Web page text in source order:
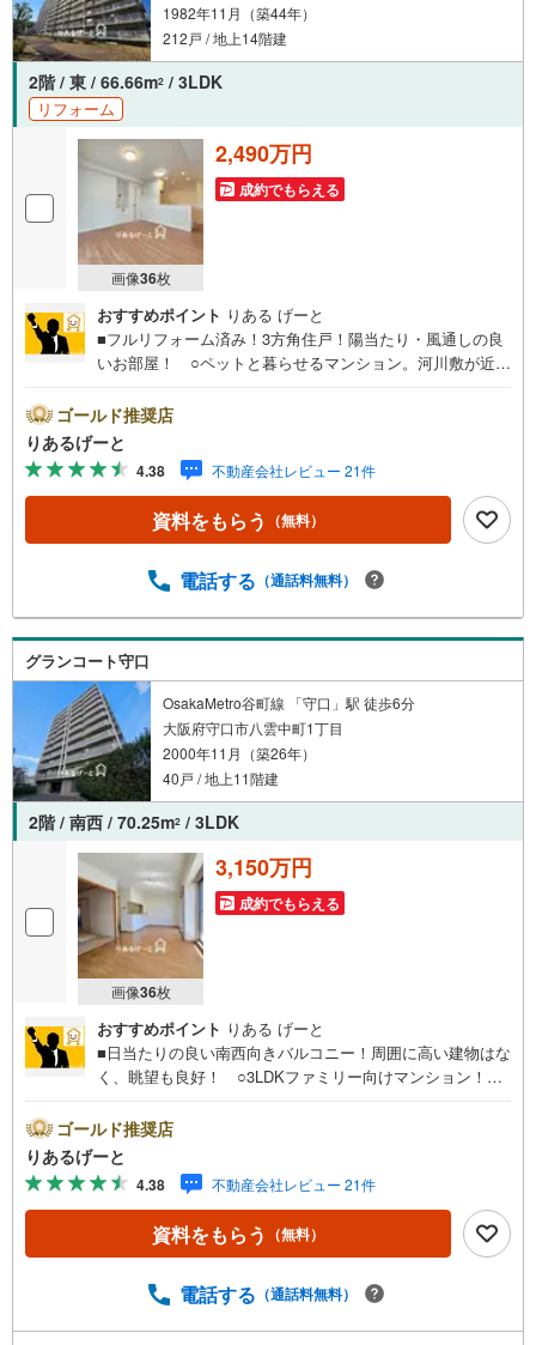
1982年11月（築44年）
212戸 / 地上14階建
2階 / 東 / 66.66m2 / 3LDK
リフォーム
画像36枚
2,490万円
成約でもらえる
おすすめポイント りある げーと
■フルリフォーム済み！3方角住戸！陽当たり・風通しの良
いお部屋！ ○ペットと暮らせるマンション。河川敷が近く
徒歩5分圏内！大変便利な立地です！■物件検討中のお客さ
ま！ちょっと見学してみたいだけなどでも内覧可能です！
売主さまの都合等で見学ができない場合がございます。お
気軽に「りあるげーと」までお問合わせ下さい！■「りある
げーと」が選ばれるポイント！■年中休まず営業中！いつで
も対応致します！・営業時間:9:00～21:00上記の時間帯
す！■各種相談、承ります！■【無料送迎】「小さなお子さ
らい」などご相談ください！営業スタッフがご自宅に伺っ
て送迎致します！【リフォーム相談】資格を持った専門ス
タッフがお悩みに合わせてお話をうかがい、お客さまにぴ
ったりの提案を行います！■その他:物件相談、住宅ローン
相談、ご質問、気になること、何でもお気軽にご相談くだ
さい！
ゴールド推奨店
りあるげーと
4.38 不動産会社レビュー 21件
資料をもらう （無料）
電話する （通話料無料）
グランコート守口
OsakaMetro谷町線 「守口」駅 徒歩6分
大阪府守口市八雲中町1丁目
2000年11月（築26年）
40戸 / 地上11階建
2階 / 南西 / 70.25m2 / 3LDK
画像36枚
3,150万円
成約でもらえる
おすすめポイント りある げーと
■日当たりの良い南西向きバルコニー！周囲に高い建物はな
く、眺望も良好！ ○3LDKファミリー向けマンション！即
設、商業施設が揃う便利な立地！■物件検討中のお客さま！
ちょっと見学してみたいだけなどでも内覧可能です！売主
さまの都合等で見学ができない場合がございます。お気軽
に「りあるげーと」までお問合わせ下さい！■「りあるげー
と」が選ばれるポイント！■年中休まず営業中！いつでも対
応致します！・営業時間:9:00～21:00上記の時間帯は、お
相談、承ります！■【無料送迎】「小さなお子さまをつれて
ゴールド推奨店
りあるげーと
4.38 不動産会社レビュー 21件
資料をもらう （無料）
電話する （通話料無料）